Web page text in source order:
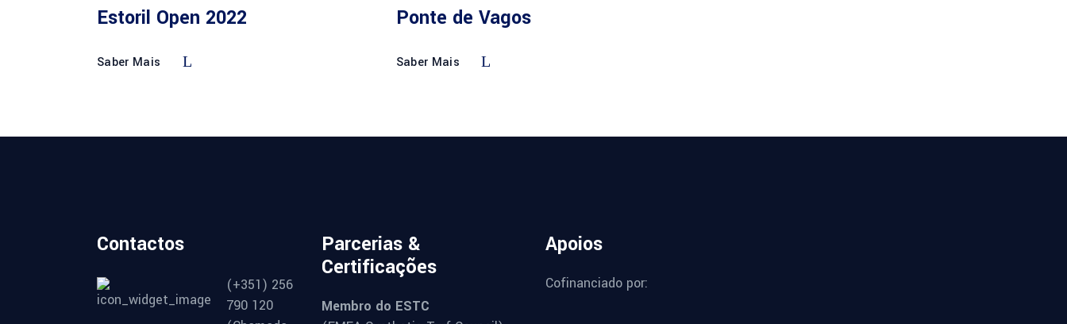
Estoril Open 2022
Saber Mais
Ponte de Vagos
Saber Mais
Contactos
(+351) 256
790 120
Parcerias &
Certificações
Membro do ESTC
Apoios
Cofinanciado por: